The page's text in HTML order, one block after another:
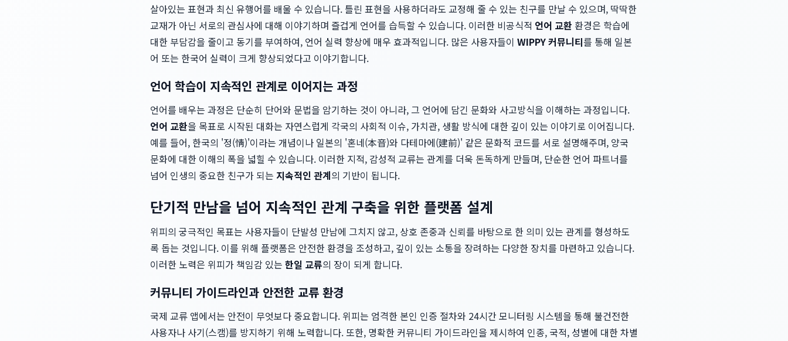
살아있는 표현과 최신 유행어를 배울 수 있습니다. 틀린 표현을 사용하더라도 교정해 줄 수 있는 친구를 만날 수 있으며, 딱딱한
교재가 아닌 서로의 관심사에 대해 이야기하며 즐겁게 언어를 습득할 수 있습니다. 이러한 비공식적 언어 교환 환경은 학습에
대한 부담감을 줄이고 동기를 부여하여, 언어 실력 향상에 매우 효과적입니다. 많은 사용자들이 WIPPY 커뮤니티를 통해 일본
어 또는 한국어 실력이 크게 향상되었다고 이야기합니다.
언어 학습이 지속적인 관계로 이어지는 과정
언어를 배우는 과정은 단순히 단어와 문법을 암기하는 것이 아니라, 그 언어에 담긴 문화와 사고방식을 이해하는 과정입니다.
언어 교환을 목표로 시작된 대화는 자연스럽게 각국의 사회적 이슈, 가치관, 생활 방식에 대한 깊이 있는 이야기로 이어집니다.
예를 들어, 한국의 '정(情)'이라는 개념이나 일본의 '혼네(本音)와 다테마에(建前)' 같은 문화적 코드를 서로 설명해주며, 양국
문화에 대한 이해의 폭을 넓힐 수 있습니다. 이러한 지적, 감성적 교류는 관계를 더욱 돈독하게 만들며, 단순한 언어 파트너를
넘어 인생의 중요한 친구가 되는 지속적인 관계의 기반이 됩니다.
단기적 만남을 넘어 지속적인 관계 구축을 위한 플랫폼 설계
위피의 궁극적인 목표는 사용자들이 단발성 만남에 그치지 않고, 상호 존중과 신뢰를 바탕으로 한 의미 있는 관계를 형성하도
록 돕는 것입니다. 이를 위해 플랫폼은 안전한 환경을 조성하고, 깊이 있는 소통을 장려하는 다양한 장치를 마련하고 있습니다.
이러한 노력은 위피가 책임감 있는 한일 교류의 장이 되게 합니다.
커뮤니티 가이드라인과 안전한 교류 환경
국제 교류 앱에서는 안전이 무엇보다 중요합니다. 위피는 엄격한 본인 인증 절차와 24시간 모니터링 시스템을 통해 불건전한
사용자나 사기(스캠)를 방지하기 위해 노력합니다. 또한, 명확한 커뮤니티 가이드라인을 제시하여 인종, 국적, 성별에 대한 차별